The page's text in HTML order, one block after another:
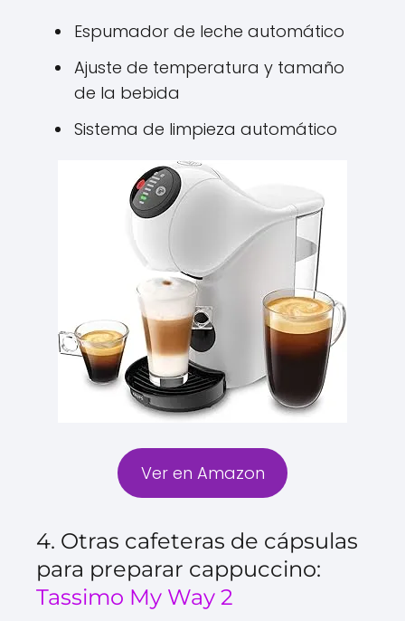
Espumador de leche automático
Ajuste de temperatura y tamaño
de la bebida
Sistema de limpieza automático
Ver en Amazon
4. Otras cafeteras de cápsulas
para preparar cappuccino:
Tassimo My Way 2